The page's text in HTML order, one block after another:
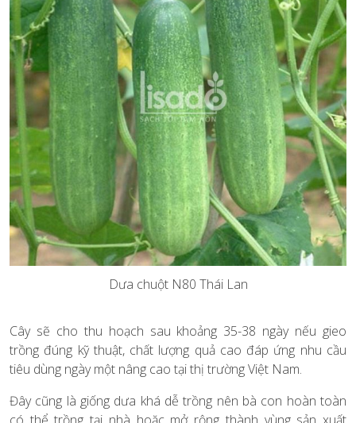
Dưa chuột N80 Thái Lan
Cây sẽ cho thu hoạch sau khoảng 35-38 ngày nếu gieo
trồng đúng kỹ thuật, chất lượng quả cao đáp ứng nhu cầu
tiêu dùng ngày một nâng cao tại thị trường Việt Nam.
Đây cũng là giống dưa khá dễ trồng nên bà con hoàn toàn